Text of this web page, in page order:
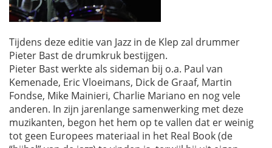
Tijdens deze editie van Jazz in de Klep zal drummer
Pieter Bast de drumkruk bestijgen.
Pieter Bast werkte als sideman bij o.a. Paul van
Kemenade, Eric Vloeimans, Dick de Graaf, Martin
Fondse, Mike Mainieri, Charlie Mariano en nog vele
anderen. In zijn jarenlange samenwerking met deze
muzikanten, begon het hem op te vallen dat er weinig
tot geen Europees materiaal in het Real Book (de